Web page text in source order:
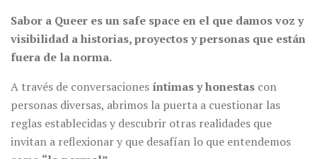
Sabor a Queer es un safe space en el que damos voz y
visibilidad a historias, proyectos y personas que están
fuera de la norma.
A través de conversaciones íntimas y honestas con
personas diversas, abrimos la puerta a cuestionar las
reglas establecidas y descubrir otras realidades que
invitan a reflexionar y que desafían lo que entendemos